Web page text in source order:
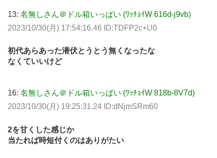
13: 名無しさん＠ドル箱いっぱい (ﾜｯﾁｮｲW 616d-j9vb)
2023/10/30(月) 17:54:16.46 ID:TDFP2c+U0
初代あらあった潜伏とうとう無くなったな
なくていいけど
16: 名無しさん＠ドル箱いっぱい (ﾜｯﾁｮｲW 818b-8V7d)
2023/10/30(月) 19:25:31.24 ID:dNjmSRm60
2を甘くした感じか
当たれば時短付くのはありがたい